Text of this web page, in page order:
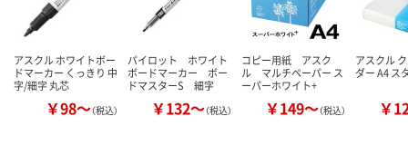
アスクル ホワイトボー
ドマーカー くっきり 中
字/細字 丸芯
￥98～（税込）
パイロット ホワイト
ボードマーカー ボー
ドマスターS 細字
￥132～（税込）
コピー用紙 アスク
ル マルチペーパー ス
ーパーホワイト+
￥149～（税込）
アスクル
ダー A4 ス
￥